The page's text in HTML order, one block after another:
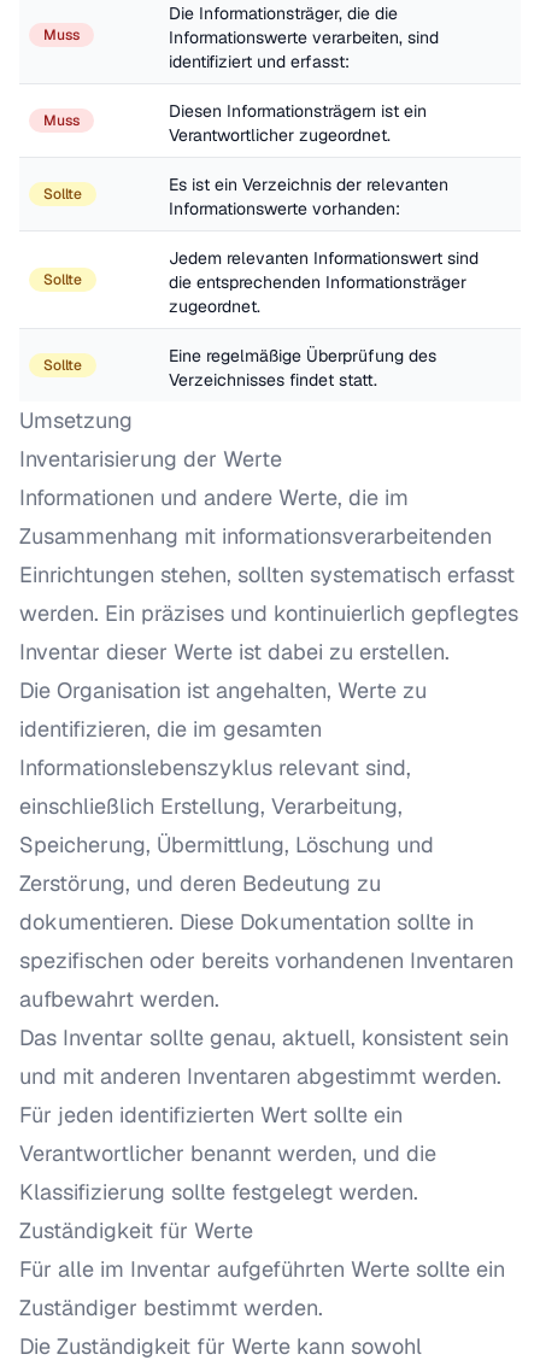
Muss
Die Informationsträger, die die
Informationswerte verarbeiten, sind
identifiziert und erfasst:
Muss
Diesen Informationsträgern ist ein
Verantwortlicher zugeordnet.
Sollte
Es ist ein Verzeichnis der relevanten
Informationswerte vorhanden:
Sollte
Jedem relevanten Informationswert sind
die entsprechenden Informationsträger
zugeordnet.
Sollte
Eine regelmäßige Überprüfung des
Verzeichnisses findet statt.
Umsetzung
Inventarisierung der Werte
Informationen und andere Werte, die im
Zusammenhang mit informationsverarbeitenden
Einrichtungen stehen, sollten systematisch erfasst
werden. Ein präzises und kontinuierlich gepflegtes
Inventar dieser Werte ist dabei zu erstellen.
Die Organisation ist angehalten, Werte zu
identifizieren, die im gesamten
Informationslebenszyklus relevant sind,
einschließlich Erstellung, Verarbeitung,
Speicherung, Übermittlung, Löschung und
Zerstörung, und deren Bedeutung zu
dokumentieren. Diese Dokumentation sollte in
spezifischen oder bereits vorhandenen Inventaren
aufbewahrt werden.
Das Inventar sollte genau, aktuell, konsistent sein
und mit anderen Inventaren abgestimmt werden.
Für jeden identifizierten Wert sollte ein
Verantwortlicher benannt werden, und die
Klassifizierung sollte festgelegt werden.
Zuständigkeit für Werte
Für alle im Inventar aufgeführten Werte sollte ein
Zuständiger bestimmt werden.
Die Zuständigkeit für Werte kann sowohl